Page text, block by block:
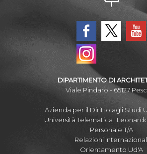
DIPARTIMENTO DI
Viale Pindaro - 65127
Azienda per il Diritto agli Studi
Università Telematica
Personale T/A
Relazioni
Orientamento Ud'A